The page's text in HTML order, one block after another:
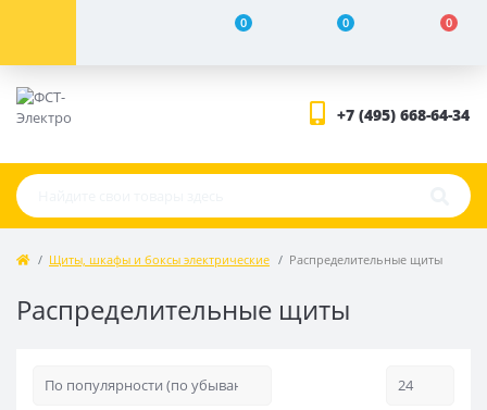
0 0 0
+7 (495) 668-64-34
Щиты, шкафы и боксы электрические Распределительные щиты
Распределительные щиты